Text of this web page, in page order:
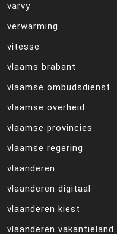
varvy
verwarming
vitesse
vlaams brabant
vlaamse ombudsdienst
vlaamse overheid
vlaamse provincies
vlaamse regering
vlaanderen
vlaanderen digitaal
vlaanderen kiest
vlaanderen vakantieland